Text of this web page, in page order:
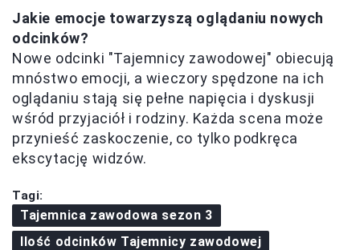
Jakie emocje towarzyszą oglądaniu nowych
odcinków?
Nowe odcinki "Tajemnicy zawodowej" obiecują
mnóstwo emocji, a wieczory spędzone na ich
oglądaniu stają się pełne napięcia i dyskusji
wśród przyjaciół i rodziny. Każda scena może
przynieść zaskoczenie, co tylko podkręca
ekscytację widzów.
Tagi:
Tajemnica zawodowa sezon 3
Ilość odcinków Tajemnicy zawodowej